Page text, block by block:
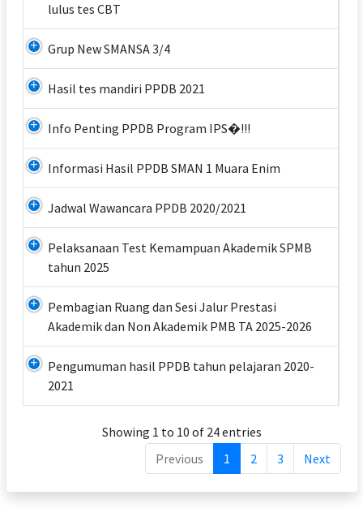
lulus tes CBT
Grup New SMANSA 3/4
Hasil tes mandiri PPDB 2021
Info Penting PPDB Program IPS�!!!
Informasi Hasil PPDB SMAN 1 Muara Enim
Jadwal Wawancara PPDB 2020/2021
Pelaksanaan Test Kemampuan Akademik SPMB
tahun 2025
Pembagian Ruang dan Sesi Jalur Prestasi
Akademik dan Non Akademik PMB TA 2025-2026
Pengumuman hasil PPDB tahun pelajaran 2020-
2021
Showing 1 to 10 of 24 entries
Previous
1 2 3 Next